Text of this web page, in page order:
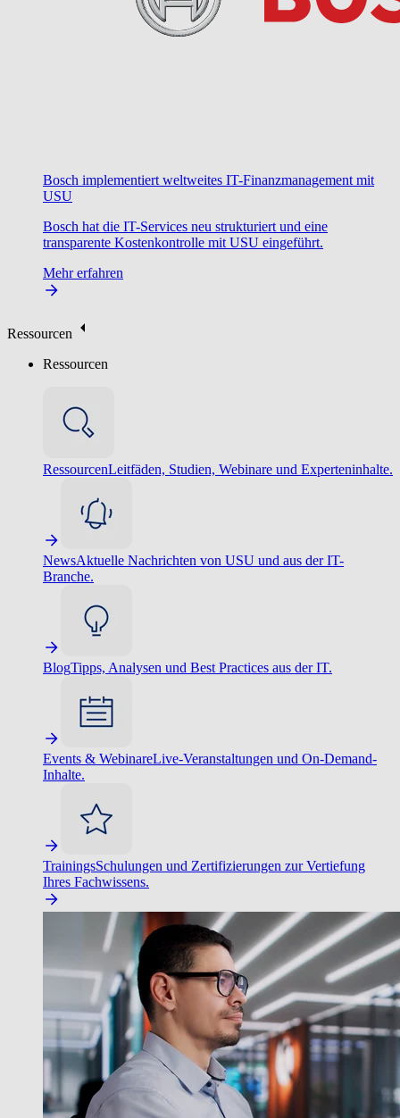
Bosch implementiert weltweites IT-Finanzmanagement mit
USU
Bosch hat die IT-Services neu strukturiert und eine
transparente Kostenkontrolle mit USU eingeführt.
Mehr erfahren
Ressourcen
Ressourcen
RessourcenLeitfäden, Studien, Webinare und Experteninhalte.
NewsAktuelle Nachrichten von USU und aus der IT-
Branche.
BlogTipps, Analysen und Best Practices aus der IT.
Events & WebinareLive-Veranstaltungen und On-Demand-
Inhalte.
TrainingsSchulungen und Zertifizierungen zur Vertiefung
Ihres Fachwissens.